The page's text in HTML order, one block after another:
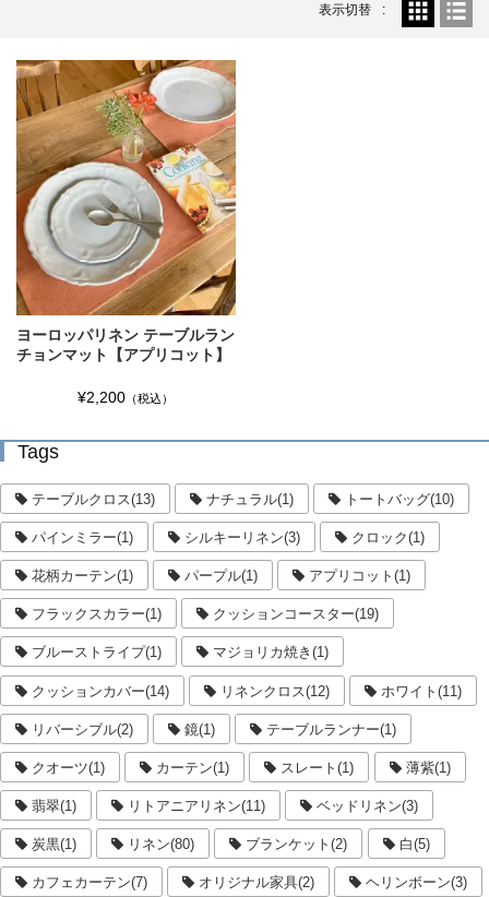
表示切替
ヨーロッパリネン テーブルラン
チョンマット【アプリコット】
¥2,200 （税込）
Tags
テーブルクロス(13) ナチュラル(1) トートバッグ(10)
パインミラー(1) シルキーリネン(3) クロック(1)
花柄カーテン(1) パープル(1) アプリコット(1)
フラックスカラー(1) クッションコースター(19)
ブルーストライプ(1) マジョリカ焼き(1)
クッションカバー(14) リネンクロス(12) ホワイト(11)
リバーシブル(2) 鏡(1) テーブルランナー(1)
クオーツ(1) カーテン(1) スレート(1) 薄紫(1)
翡翠(1) リトアニアリネン(11) ベッドリネン(3)
炭黒(1) リネン(80) ブランケット(2) 白(5)
カフェカーテン(7) オリジナル家具(2) ヘリンボーン(3)